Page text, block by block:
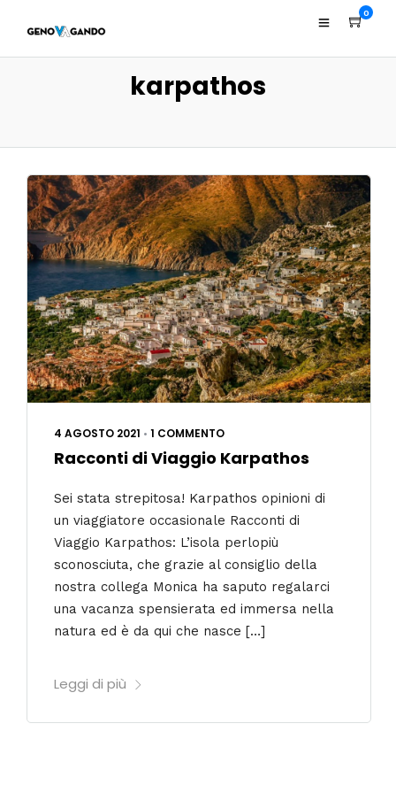
0
karpathos
4 AGOSTO 2021 • 1 COMMENTO
Racconti di Viaggio Karpathos
Sei stata strepitosa! Karpathos opinioni di
un viaggiatore occasionale Racconti di
Viaggio Karpathos: L’isola perlopiù
sconosciuta, che grazie al consiglio della
nostra collega Monica ha saputo regalarci
una vacanza spensierata ed immersa nella
natura ed è da qui che nasce […]
Leggi di più